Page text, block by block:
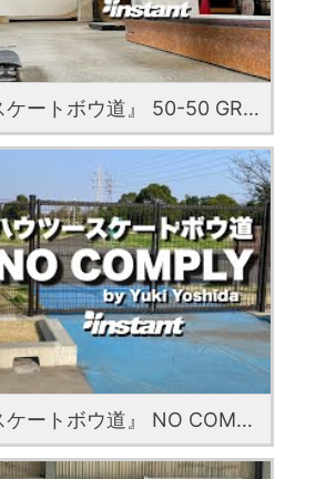
『ハウツースケートボウ道』 50-50 GRIND with Yu Tsuruta
『ハウツースケートボウ道』 NO COMPLY with Yuki Yoshida